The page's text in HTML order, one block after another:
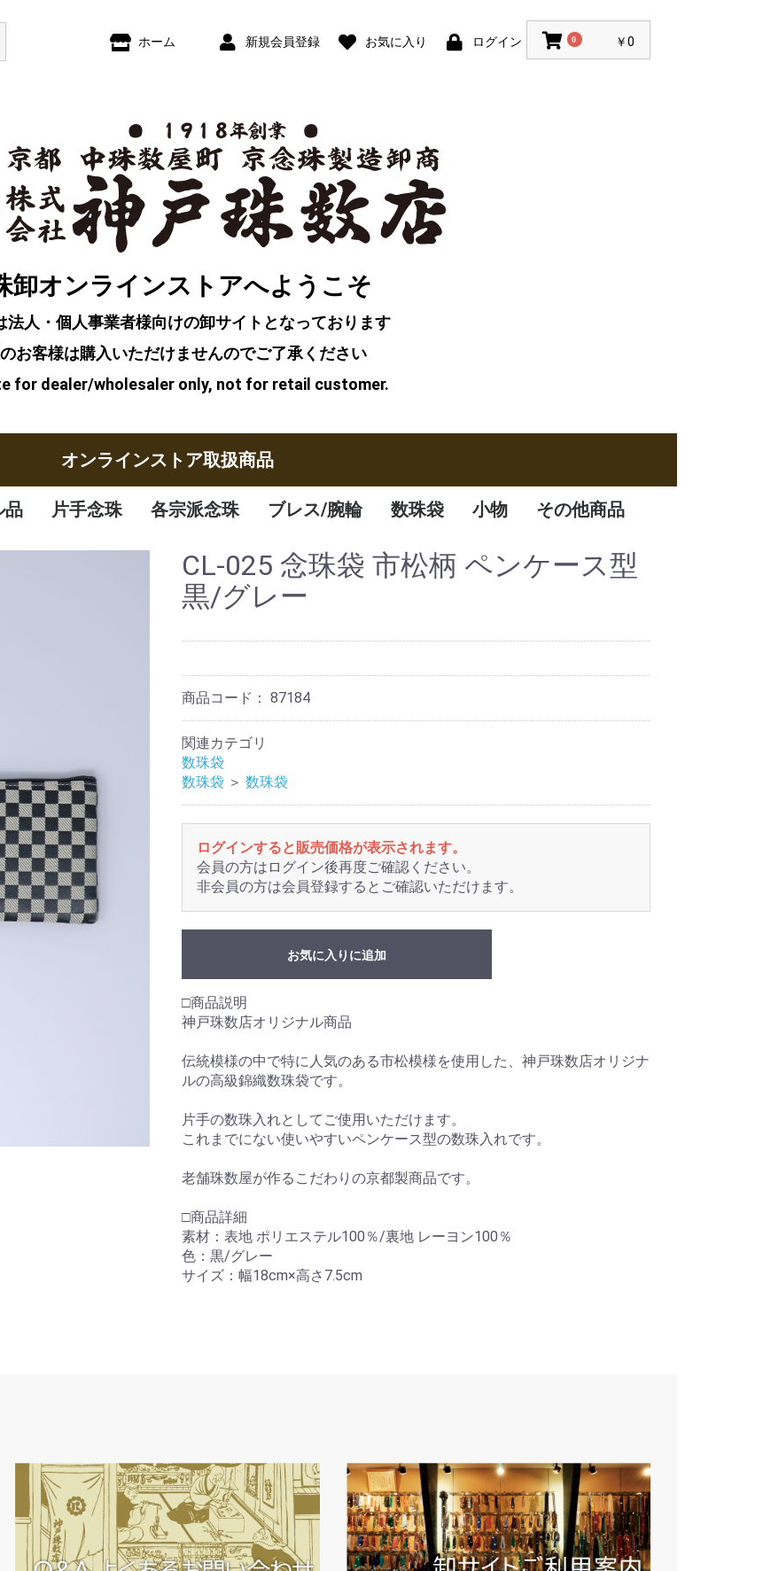
ホーム 新規会員登録 お気に入り ログイン 0 ￥0
卸オンラインストアへようこそ
法人・個人事業者様向けの卸サイトとなっております
お客様は購入いただけませんのでご了承ください
for dealer/wholesaler only, not for retail customer.
オンラインストア取扱商品
品 片手念珠
女性
男性
子供
各宗派念珠
曹洞宗
臨済宗
天台宗
真言宗
日蓮宗
浄土宗
浄土真宗
ブレス/腕輪
腕輪
ブレスレット
数珠袋
数珠袋
ふくさ
小物
アクセサリー
その他商品
CL-025 念珠袋 市松柄 ペンケース型
黒/グレー
商品コード： 87184
関連カテゴリ
数珠袋
数珠袋 ＞ 数珠袋
ログインすると販売価格が表示されます。
会員の方はログイン後再度ご確認ください。
非会員の方は会員登録するとご確認いただけます。
お気に入りに追加
□商品説明
神戸珠数店オリジナル商品
伝統模様の中で特に人気のある市松模様を使用した、神戸珠数店オリジナ
ルの高級錦織数珠袋です。
片手の数珠入れとしてご使用いただけます。
これまでにない使いやすいペンケース型の数珠入れです。
老舗珠数屋が作るこだわりの京都製商品です。
□商品詳細
素材：表地 ポリエステル100％/裏地 レーヨン100％
色：黒/グレー
サイズ：幅18cm×高さ7.5cm